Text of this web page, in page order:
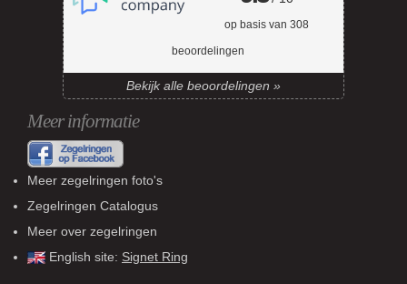
op basis van 308
beoordelingen
Bekijk alle beoordelingen »
Meer informatie
Meer zegelringen foto's
Zegelringen Catalogus
Meer over zegelringen
English site: Signet Ring